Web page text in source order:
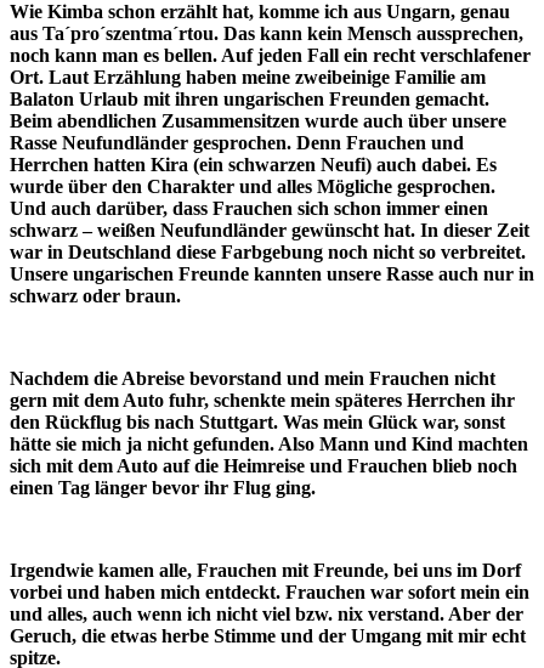
Wie Kimba schon erzählt hat, komme ich aus Ungarn, genau
aus Ta´pro´szentma´rtou. Das kann kein Mensch aussprechen,
noch kann man es bellen. Auf jeden Fall ein recht verschlafener
Ort. Laut Erzählung haben meine zweibeinige Familie am
Balaton Urlaub mit ihren ungarischen Freunden gemacht.
Beim abendlichen Zusammensitzen wurde auch über unsere
Rasse Neufundländer gesprochen. Denn Frauchen und
Herrchen hatten Kira (ein schwarzen Neufi) auch dabei. Es
wurde über den Charakter und alles Mögliche gesprochen.
Und auch darüber, dass Frauchen sich schon immer einen
schwarz – weißen Neufundländer gewünscht hat. In dieser Zeit
war in Deutschland diese Farbgebung noch nicht so verbreitet.
Unsere ungarischen Freunde kannten unsere Rasse auch nur in
schwarz oder braun.
Nachdem die Abreise bevorstand und mein Frauchen nicht
gern mit dem Auto fuhr, schenkte mein späteres Herrchen ihr
den Rückflug bis nach Stuttgart. Was mein Glück war, sonst
hätte sie mich ja nicht gefunden. Also Mann und Kind machten
sich mit dem Auto auf die Heimreise und Frauchen blieb noch
einen Tag länger bevor ihr Flug ging.
Irgendwie kamen alle, Frauchen mit Freunde, bei uns im Dorf
vorbei und haben mich entdeckt. Frauchen war sofort mein ein
und alles, auch wenn ich nicht viel bzw. nix verstand. Aber der
Geruch, die etwas herbe Stimme und der Umgang mit mir echt
spitze.